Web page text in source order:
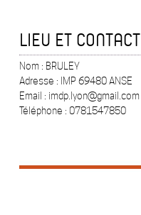
LIEU ET CONTACT
Nom : BRULEY
Adresse : IMP 69480 ANSE
Email : imdp.lyon@gmail.com
Téléphone : 0781547850